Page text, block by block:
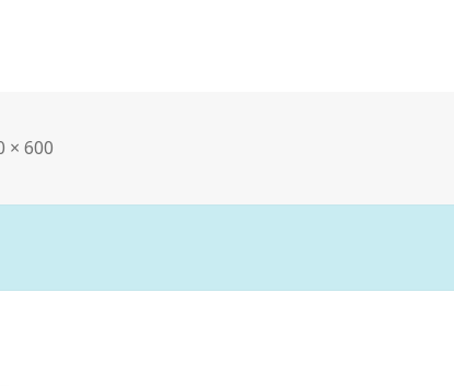
× 600